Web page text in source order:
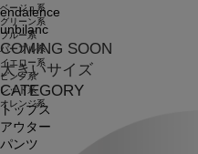
endalence
unbilanc
COMING SOON
大きいサイズ
CATEGORY
トップス
アウター
パンツ
ベージュ系
グリーン系
ブルー系
パープル系
イエロー系
ピンク系
レッド系
オレンジ系